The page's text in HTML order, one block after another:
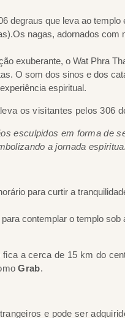
degraus que leva ao
nagas, adornados com
exuberante, o Wat Phra
O som dos sinos e dos
espiritual.
esculpidos em forma de
a jornada
para curtir a
para contemplar o templo
a cerca de 15 km do
Grab.
e pode ser